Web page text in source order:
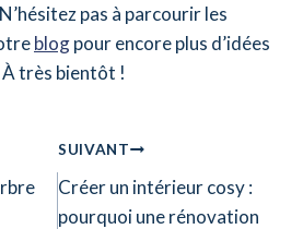
pas à parcourir les
blogpour encore plus d’idées
très bientôt !
SUIVANT
Créer un intérieur cosy :
pourquoi une rénovation